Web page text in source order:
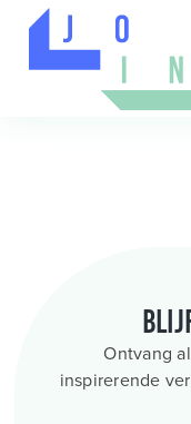
Ontvang
inspirerende